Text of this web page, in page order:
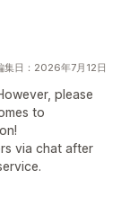
集日：2026年7月12日
please
to
via chat after